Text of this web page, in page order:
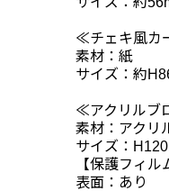
≪チェキ風カ
素材：紙
サイズ：約
≪アクリルブ
素材：アクリ
サイズ：
【保護フィル
表面：あり